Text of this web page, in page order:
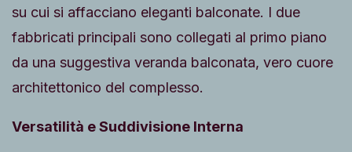
su cui si affacciano eleganti balconate. I due
fabbricati principali sono collegati al primo piano
da una suggestiva veranda balconata, vero cuore
architettonico del complesso.
Versatilità e Suddivisione Interna